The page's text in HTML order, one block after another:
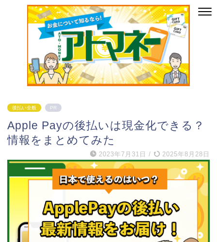
後払い全般 PR
Apple Payの後払いは現金化できる？
情報をまとめてみた
2023年7月31日 / 2025年8月28日